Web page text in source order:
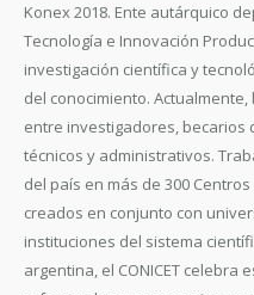
Konex 2018. Ente autárquico
Tecnología e Innovación
investigación científica y
del conocimiento.
entre investigadores,
técnicos y administrativos.
del país en más de 300
creados en conjunto con
instituciones del sistema
argentina, el CONICET celebra